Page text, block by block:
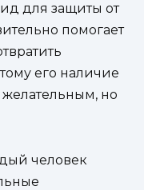
для защиты от
помогает
его наличие
желательным, но
человек